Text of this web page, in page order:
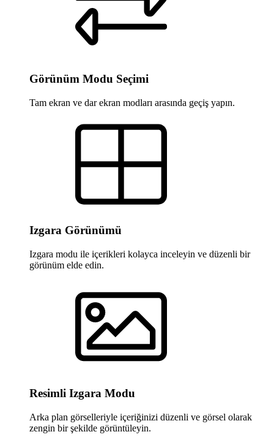
Görünüm Modu Seçimi
Tam ekran ve dar ekran modları arasında geçiş yapın.
Izgara Görünümü
Izgara modu ile içerikleri kolayca inceleyin ve düzenli bir
görünüm elde edin.
Resimli Izgara Modu
Arka plan görselleriyle içeriğinizi düzenli ve görsel olarak
zengin bir şekilde görüntüleyin.